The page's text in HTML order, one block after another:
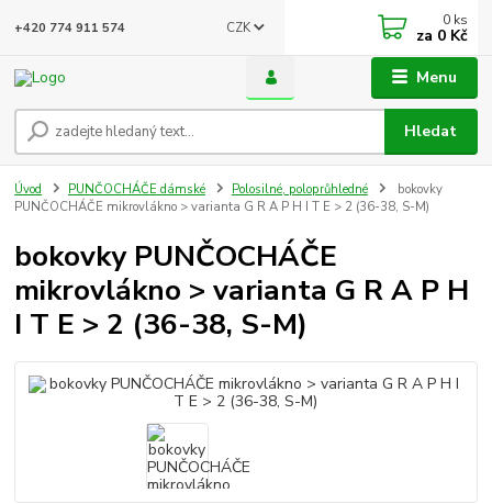
Menu
CZK
Hledat
+420 774 911 574 0 ks
za 0 Kč
Úvod PUNČOCHÁČE dámské Polosilné, poloprůhledné
bokovky
PUNČOCHÁČE mikrovlákno > varianta G R A P H I T E > 2 (36-38, S-M)
bokovky PUNČOCHÁČE
mikrovlákno > varianta G R A P H
I T E > 2 (36-38, S-M)